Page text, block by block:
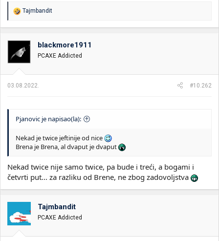
R
a
o
v
n
:
Tajmbandit
blackmore1911
PCAXE Addicted
03.08.2022. #10.262
Pjanovic je napisao(la):
Nekad je twice jeftinije od nice
Brena je Brena, al dvaput je dvaput
Nekad twice nije samo twice, pa bude i treći, a bogami i
četvrti put... za razliku od Brene, ne zbog zadovoljstva
Tajmbandit
PCAXE Addicted